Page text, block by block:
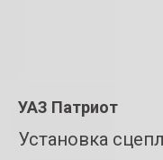
УАЗ Патриот
Установка